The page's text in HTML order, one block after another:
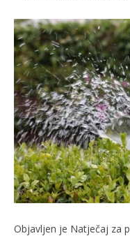
63,5 miliona kuna
na
31.10.2022.
Objavljen je Natječaj za